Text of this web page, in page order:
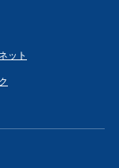
ット